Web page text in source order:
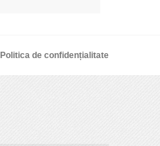
Politica de confidențialitate